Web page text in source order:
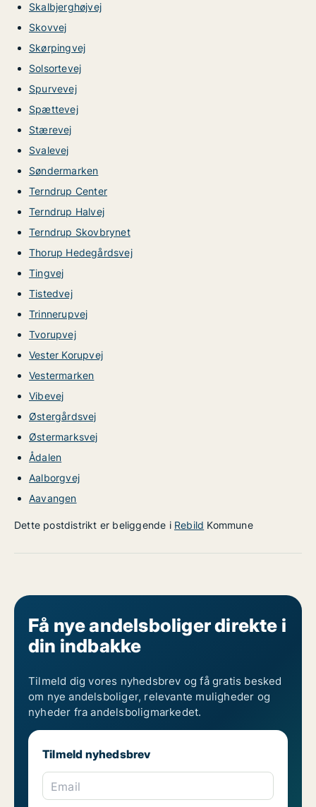
Skalbjerghøjvej
Skovvej
Skørpingvej
Solsortevej
Spurvevej
Spættevej
Stærevej
Svalevej
Søndermarken
Terndrup Center
Terndrup Halvej
Terndrup Skovbrynet
Thorup Hedegårdsvej
Tingvej
Tistedvej
Trinnerupvej
Tvorupvej
Vester Korupvej
Vestermarken
Vibevej
Østergårdsvej
Østermarksvej
Ådalen
Aalborgvej
Aavangen
Dette postdistrikt er beliggende i Rebild Kommune
Få nye andelsboliger direkte i
din indbakke
Tilmeld dig vores nyhedsbrev og få gratis besked
om nye andelsboliger, relevante muligheder og
nyheder fra andelsboligmarkedet.
Tilmeld nyhedsbrev
Email